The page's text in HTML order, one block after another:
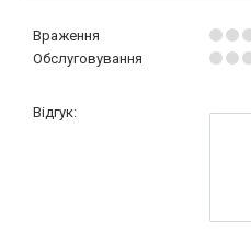
Враження
Обслуговування
Відгук: